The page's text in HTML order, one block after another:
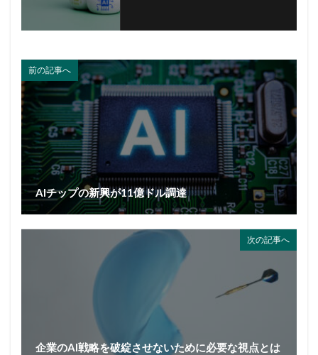
前の記事へ
AIチップの新興が11億ドル調達
次の記事へ
企業のAI戦略を破綻させないために必要な視点とは